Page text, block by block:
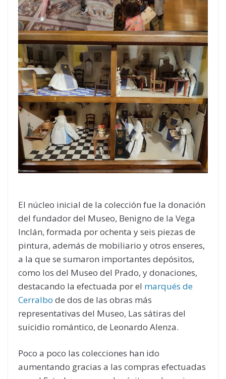
El núcleo inicial de la colección fue la donación
del fundador del Museo, Benigno de la Vega
Inclán, formada por ochenta y seis piezas de
pintura, además de mobiliario y otros enseres,
a la que se sumaron importantes depósitos,
como los del Museo del Prado, y donaciones,
destacando la efectuada por el marqués de
Cerralbo de dos de las obras más
representativas del Museo, Las sátiras del
suicidio romántico, de Leonardo Alenza.
Poco a poco las colecciones han ido
aumentando gracias a las compras efectuadas